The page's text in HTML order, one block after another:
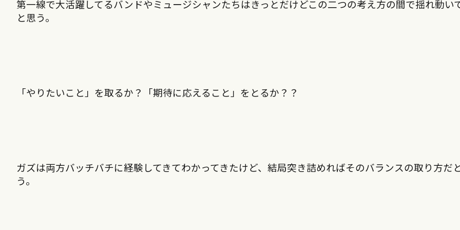
第一線で大活躍してるバンドやミュージシャンたちはきっとだけどこの二つの考え方の間で揺れ動い
と思う。
「やりたいこと」を取るか？「期待に応えること」をとるか？？
ガズは両方バッチバチに経験してきてわかってきたけど、結局突き詰めればそのバランスの取り方だ
う。